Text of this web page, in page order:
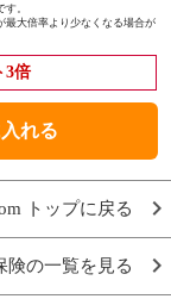
。
最大倍率より少なくなる場合が
3倍
れる
トップに戻る
険の一覧を見る